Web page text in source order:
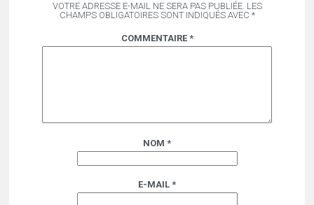
VOTRE ADRESSE E-MAIL NE SERA PAS PUBLIÉE. LES
CHAMPS OBLIGATOIRES SONT INDIQUÉS AVEC *
COMMENTAIRE *
NOM *
E-MAIL *